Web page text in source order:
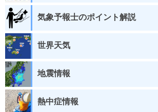
気象予報士のポイント解説
世界天気
地震情報
熱中症情報